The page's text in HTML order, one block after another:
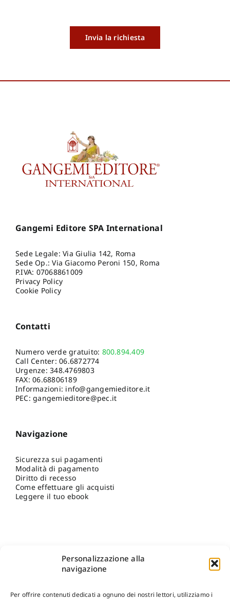
Personalizzazione alla
navigazione
Per offrire contenuti dedicati a ognuno dei nostri lettori, utilizziamo i
Invia la richiesta
Gangemi Editore SPA International
Sede Legale: Via Giulia 142, Roma
Sede Op.: Via Giacomo Peroni 150, Roma
P.IVA: 07068861009
Privacy Policy
Cookie Policy
Contatti
Numero verde gratuito: 800.894.409
Call Center:06.6872774
Urgenze:348.4769803
FAX: 06.68806189
Informazioni: info@gangemieditore.it
PEC: gangemieditore@pec.it
Navigazione
Sicurezza sui pagamenti
Modalità di pagamento
Diritto di recesso
Come effettuare gli acquisti
Leggere il tuo ebook